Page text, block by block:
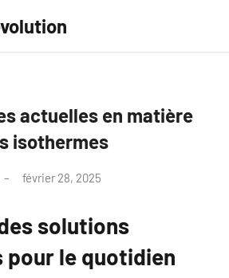
actuelles en matière
isothermes
février 28, 2025
solutions
pour le quotidien